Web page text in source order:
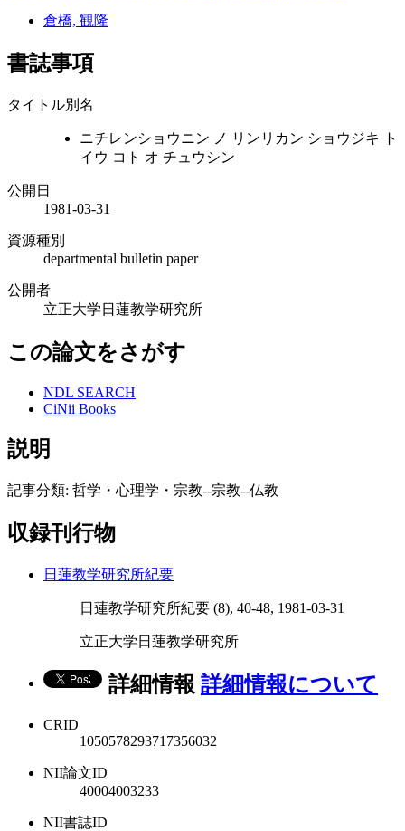
倉橋, 観隆
書誌事項
タイトル別名
ニチレンショウニン ノ リンリカン ショウジキ ト
イウ コト オ チュウシン
公開日
1981-03-31
資源種別
departmental bulletin paper
公開者
立正大学日蓮教学研究所
この論文をさがす
NDL SEARCH
CiNii Books
説明
記事分類: 哲学・心理学・宗教--宗教--仏教
収録刊行物
日蓮教学研究所紀要
日蓮教学研究所紀要 (8), 40-48, 1981-03-31
立正大学日蓮教学研究所
詳細情報 詳細情報について
CRID
1050578293717356032
NII論文ID
40004003233
NII書誌ID